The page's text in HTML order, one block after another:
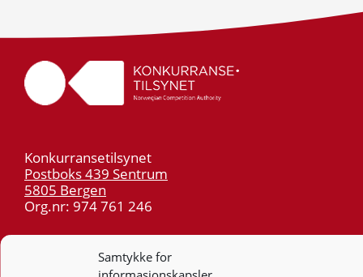
Samtykke for
Konkurransetilsynet
Postboks 439 Sentrum
5805 Bergen
Org.nr: 974 761 246
55 59 75 00
post@kt.no